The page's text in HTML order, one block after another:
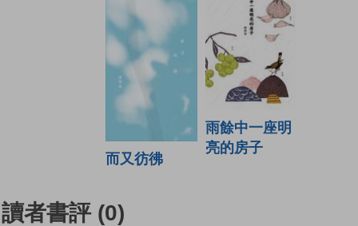
而又彷彿
雨餘中一座明
亮的房子
讀者書評 (0)